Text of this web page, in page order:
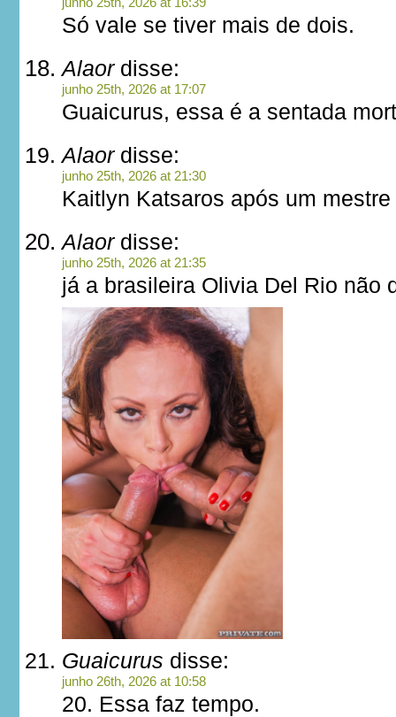
Só vale se tiver mais de dois.
Alaordisse:
junho 25th, 2026 at 17:07
Guaicurus, essa é a sentada
Alaordisse:
junho 25th, 2026 at 21:30
Kaitlyn Katsaros após um
Alaordisse:
junho 25th, 2026 at 21:35
já a brasileira Olivia Del Rio não
Guaicurus disse:
junho 26th, 2026 at 10:58
20. Essa faz tempo.